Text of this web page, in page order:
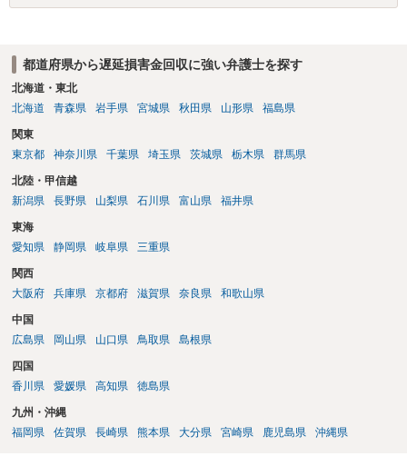
証の見込みがある事案かと存じますので、まずはお近くの法律事務所
都道府県から遅延損害金回収に強い弁護士を探す
北海道・東北
北海道
青森県 岩手県 宮城県 秋田県 山形県 福島県
関東
東京都
神奈川県 千葉県 埼玉県 茨城県 栃木県 群馬県
北陸・甲信越
新潟県
長野県 山梨県 石川県 富山県 福井県
東海
愛知県
静岡県 岐阜県 三重県
関西
大阪府
兵庫県 京都府 滋賀県 奈良県 和歌山県
中国
広島県
岡山県 山口県 鳥取県 島根県
四国
香川県
愛媛県 高知県 徳島県
九州・沖縄
福岡県
佐賀県 長崎県 熊本県 大分県 宮崎県 鹿児島県 沖縄県